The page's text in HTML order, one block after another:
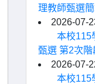
理教師甄選
2026-07-
本校115
甄選 第2次階
2026-07-
本校115